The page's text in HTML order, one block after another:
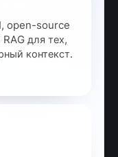
open-source
для тех,
контекст.